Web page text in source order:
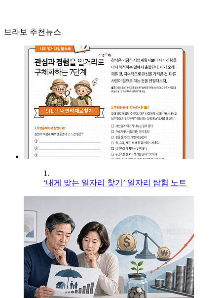
브라보 추천뉴스
1.
‘내게 맞는 일자리 찾기’ 일자리 탐험 노트